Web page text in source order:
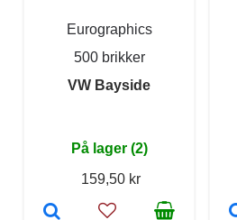
Eurographics
500 brikker
VW Bayside
På lager (2)
159,50 kr